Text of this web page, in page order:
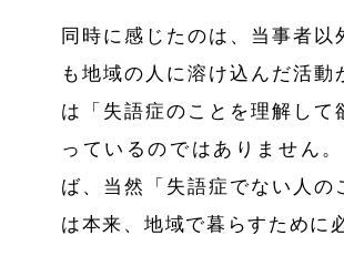
同時に感じたのは、当事者
も地域の人に溶け込んだ活
は「失語症のことを理解し
っているのではありません
ば、当然「失語症でない人
は本来、地域で暮らすために